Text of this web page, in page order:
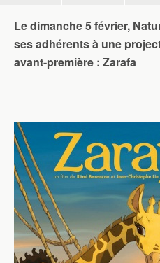
Le dimanche 5 février,
ses adhérents à une
avant-première : Zarafa